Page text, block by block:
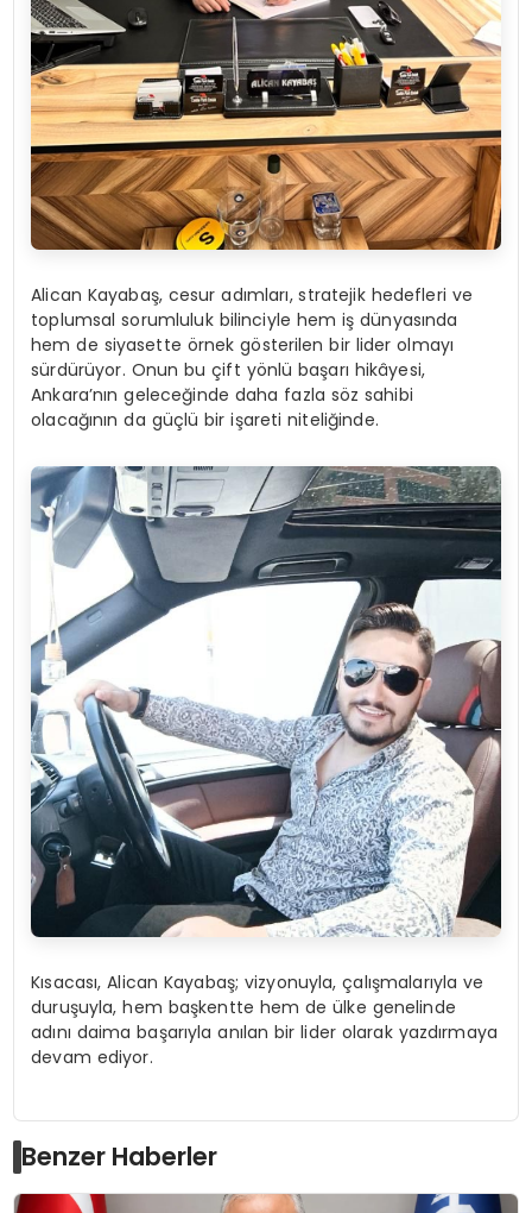
Alican Kayabaş, cesur adımları, stratejik hedefleri ve
toplumsal sorumluluk bilinciyle hem iş dünyasında
hem de siyasette örnek gösterilen bir lider olmayı
sürdürüyor. Onun bu çift yönlü başarı hikâyesi,
Ankara’nın geleceğinde daha fazla söz sahibi
olacağının da güçlü bir işareti niteliğinde.
Kısacası, Alican Kayabaş; vizyonuyla, çalışmalarıyla ve
duruşuyla, hem başkentte hem de ülke genelinde
adını daima başarıyla anılan bir lider olarak yazdırmaya
devam ediyor.
Benzer Haberler